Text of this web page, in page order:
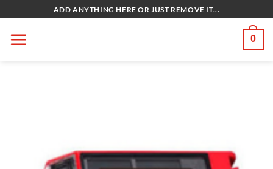
qua
nội
ADD ANYTHING HERE OR JUST REMOVE IT...
0